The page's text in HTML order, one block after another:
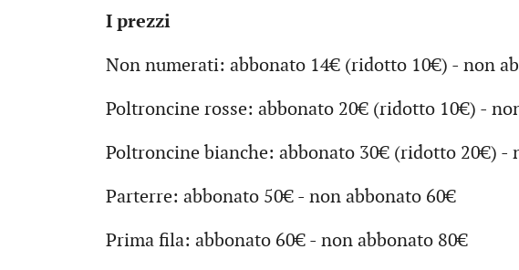
I prezzi
Non numerati: abbonato 14€ (ridotto 10€) - non
Poltroncine rosse: abbonato 20€ (ridotto 10€) -
Poltroncine bianche: abbonato 30€ (ridotto 20€) -
Parterre: abbonato 50€ - non abbonato 60€
Prima fila: abbonato 60€ - non abbonato 80€